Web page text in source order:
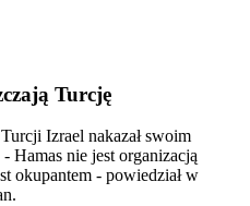
Turcję
Izrael nakazał swoim
Hamas nie jest organizacją
okupantem - powiedział w